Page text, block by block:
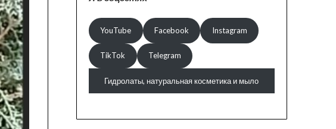
YouTube Facebook Instagram
TikTok Telegram
Гидролаты, натуральная косметика и мыло